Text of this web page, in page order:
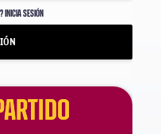
INICIA SESIÓN